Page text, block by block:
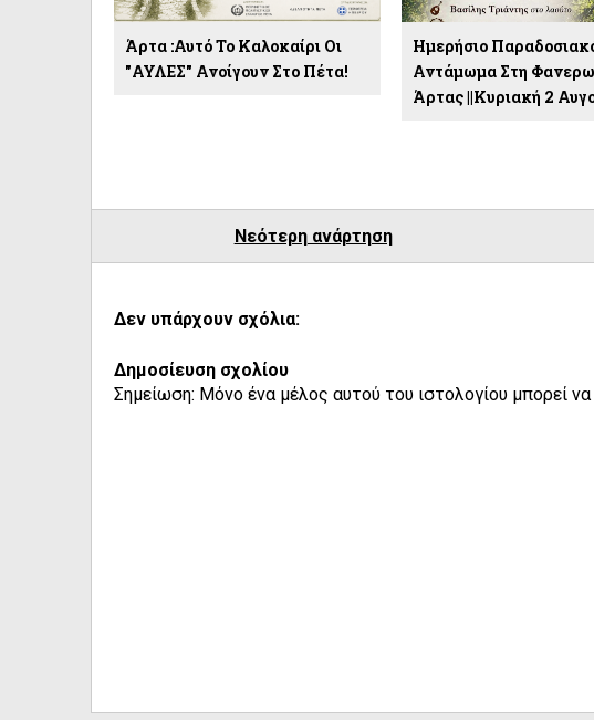
Άρτα :Αυτό Το Καλοκαίρι Οι
"ΑΥΛΕΣ" Ανοίγουν Στο Πέτα!
Ημερήσιο
Αντάμωμα Στη
Άρτας ||Κυριακή 2
Νεότερη ανάρτηση
Δεν υπάρχουν σχόλια:
Δημοσίευση σχολίου
Σημείωση: Μόνο ένα μέλος αυτού του ιστολογίου μπορεί να